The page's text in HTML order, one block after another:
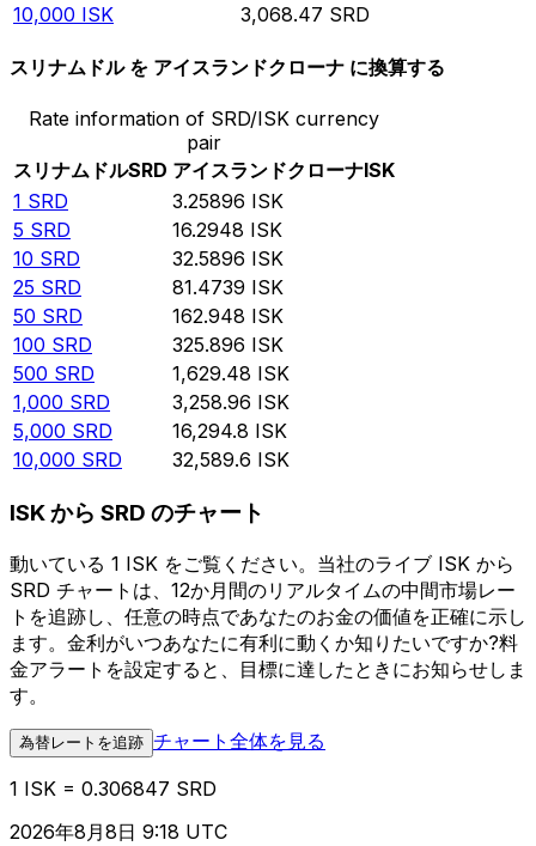
10,000 ISK 3,068.47 SRD
スリナムドル を アイスランドクローナ に換算する
Rate information of SRD/ISK currency
pair
スリナムドルSRD アイスランドクローナISK
1 SRD 3.25896 ISK
5 SRD 16.2948 ISK
10 SRD 32.5896 ISK
25 SRD 81.4739 ISK
50 SRD 162.948 ISK
100 SRD 325.896 ISK
500 SRD 1,629.48 ISK
1,000 SRD 3,258.96 ISK
5,000 SRD 16,294.8 ISK
10,000 SRD 32,589.6 ISK
ISK から SRD のチャート
動いている 1 ISK をご覧ください。当社のライブ ISK から
SRD チャートは、12か月間のリアルタイムの中間市場レー
トを追跡し、任意の時点であなたのお金の価値を正確に示し
ます。金利がいつあなたに有利に動くか知りたいですか?料
金アラートを設定すると、目標に達したときにお知らせしま
す。
為替レートを追跡 チャート全体を見る
1 ISK = 0.306847 SRD
2026年8月8日 9:18 UTC